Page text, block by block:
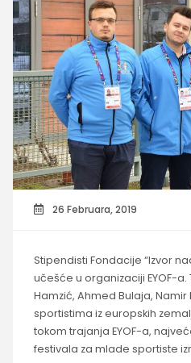
26 Februara, 2019
Stipendisti Fondacije “Izvor
učešće u organizaciji EYOF-a.
Hamzić, Ahmed Bulaja, Namir
sportistima iz europskih
tokom trajanja EYOF-a,
festivala za mlade sportiste